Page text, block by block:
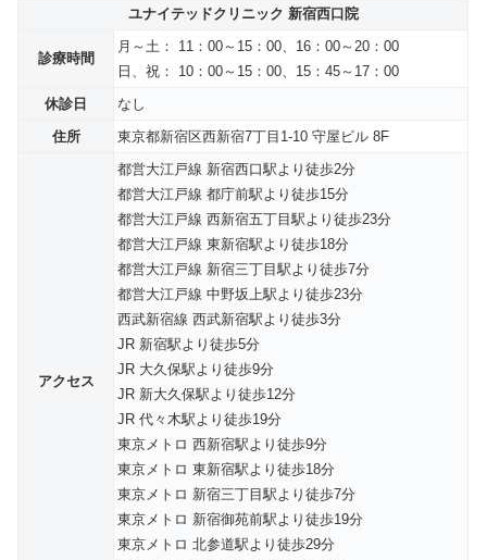
ユナイテッドクリニック 新宿西口院
診療時間
月～土： 11：00～15：00、16：00～20：00
日、祝： 10：00～15：00、15：45～17：00
休診日
なし
住所
東京都新宿区西新宿7丁目1-10 守屋ビル 8F
アクセス
都営大江戸線 新宿西口駅より徒歩2分
都営大江戸線 都庁前駅より徒歩15分
都営大江戸線 西新宿五丁目駅より徒歩23分
都営大江戸線 東新宿駅より徒歩18分
都営大江戸線 新宿三丁目駅より徒歩7分
都営大江戸線 中野坂上駅より徒歩23分
西武新宿線 西武新宿駅より徒歩3分
JR 新宿駅より徒歩5分
JR 大久保駅より徒歩9分
JR 新大久保駅より徒歩12分
JR 代々木駅より徒歩19分
東京メトロ 西新宿駅より徒歩9分
東京メトロ 東新宿駅より徒歩18分
東京メトロ 新宿三丁目駅より徒歩7分
東京メトロ 新宿御苑前駅より徒歩19分
東京メトロ 北参道駅より徒歩29分